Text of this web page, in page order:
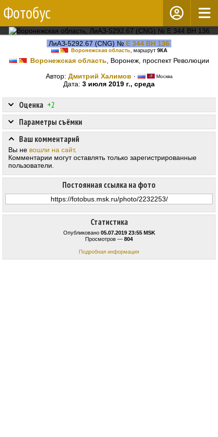
Фотобус
ЛиАЗ-5292.67 (CNG) № Е 344 ВН 136
Воронежская область, маршрут 9КА
Воронежская область , Воронеж, проспект Революции
Автор: Дмитрий Халимов · Москва
Дата: 3 июля 2019 г., среда
Статистика
Опубликовано 05.07.2019 23:55 MSK
Просмотров — 804
Подробная информация
Оценка +2
Постоянная ссылка на фото
Параметры съёмки
Ваш комментарий
Вы не вошли на сайт.
Комментарии могут оставлять только зарегистрированные
пользователи.